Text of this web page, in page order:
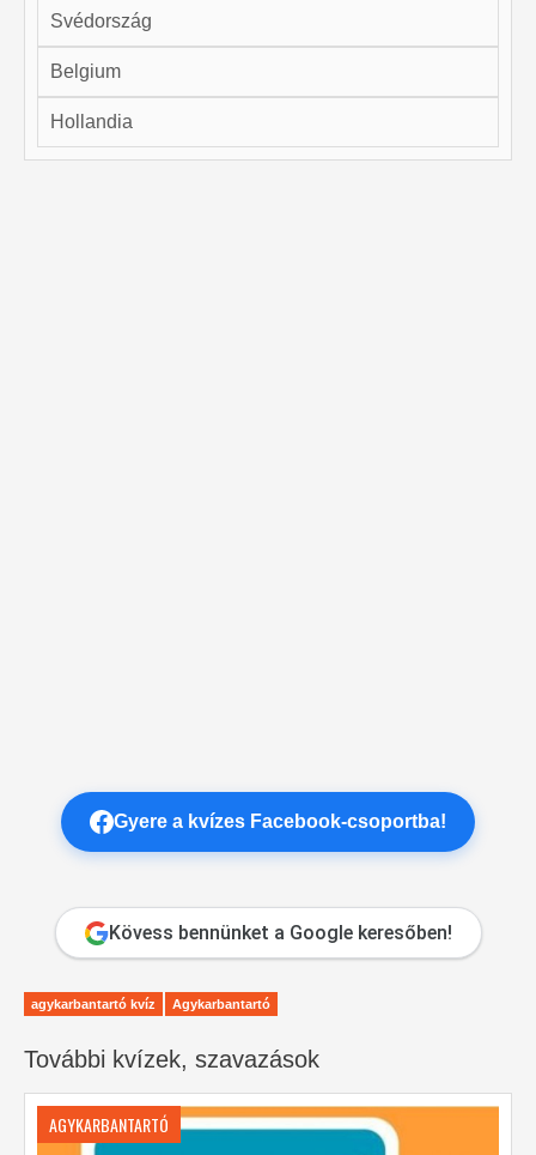
Svédország
Belgium
Hollandia
Gyere a kvízes Facebook-csoportba!
Kövess bennünket a Google keresőben!
agykarbantartó kvíz Agykarbantartó
További kvízek, szavazások
AGYKARBANTARTÓ